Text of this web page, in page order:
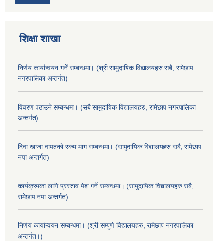
शिक्षा शाखा
निर्णय कार्यान्वयन गर्ने सम्बन्धमा। (श्री सामुदायिक विद्यालयहरु सबै, रामेछाप
नगरपालिका अन्तर्गत)
विवरण पठाउने सम्बन्धमा। (सबै सामुदायिक विद्यालयहरु, रामेछाप नगरपालिका
अन्तर्गत)
दिवा खाजा वापतको रकम माग सम्बन्धमा। (सामुदायिक विद्यालयहरु सबै, रामेछाप
नपा अन्तर्गत)
कार्यक्रमका लागि प्रस्ताव पेश गर्ने सम्बन्धमा। (सामुदायिक विद्यालयहरु सबै,
रामेछाप नपा अन्तर्गत)
निर्णय कार्यान्वयन सम्बन्धमा। (श्री सम्पुर्ण विद्यालयहरु, रामेछाप नगरपालिका
अन्तर्गत।)